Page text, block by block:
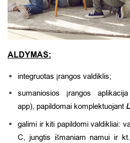
ALDYMAS:
integruotas įrangos valdiklis;
sumaniosios įrangos
app), papildomai komplektuojant
galimi ir kiti papildomi valdikliai:
C, jungtis išmaniam namui ir